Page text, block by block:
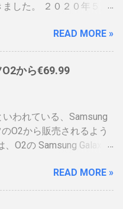
した。 ２０２０年５月
度見直しについて：
siensi/kaisei.html 情報
の情報は、あまりネッ
ので、情報共有です。
許証みたい。いや保険
るらしい。（ゴールドと
、でもこれって、せっ
のデジタル庁云々の話
のではないかなと思った
の色について：
siensi/toberiss/index.
READ MORE »
から€69.99
われている、Samsung
O2から販売されるよう
O2の Samsung Galaxy
あるのかわかりません。
れる動作をしてみまし
READ MORE »